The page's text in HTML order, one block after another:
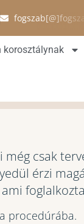
korosztálynak
még csak
érzi
procedúrába.